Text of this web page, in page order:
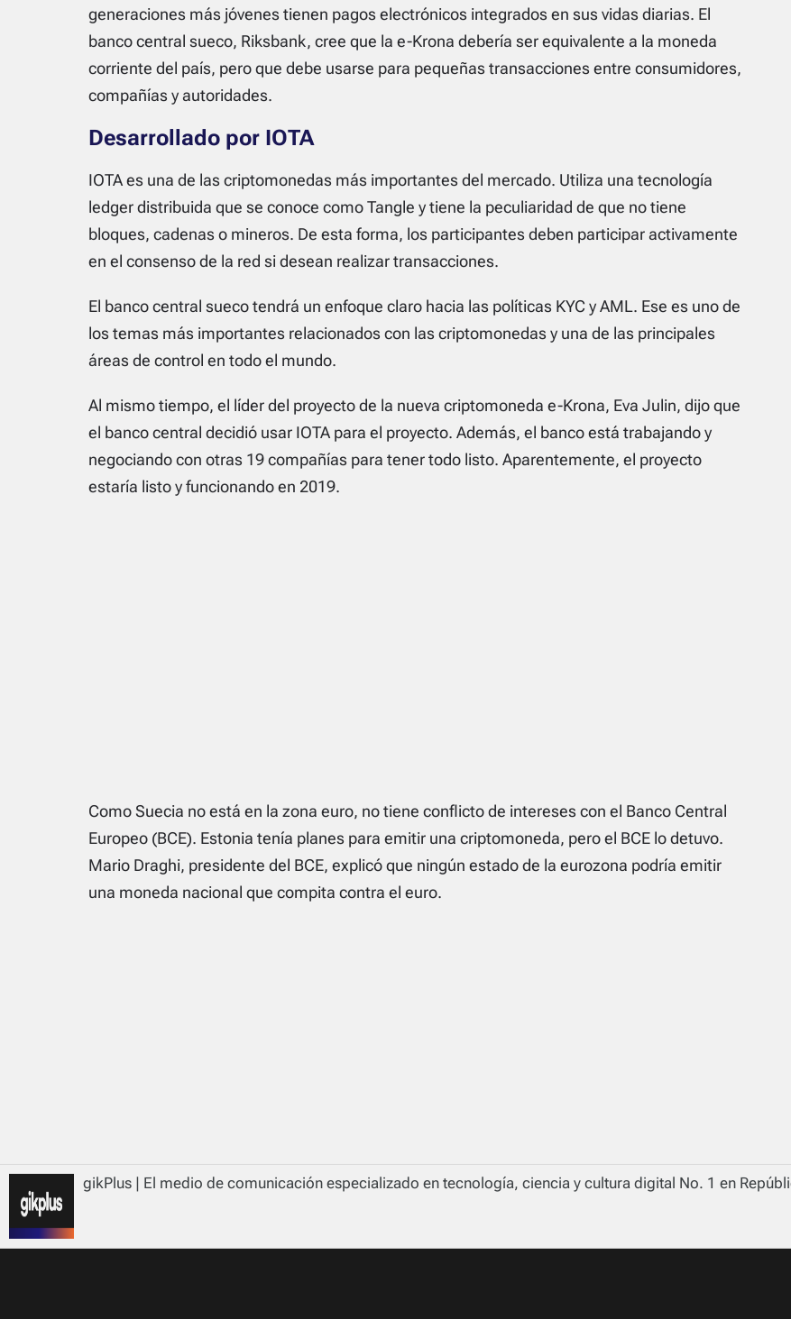
generaciones más jóvenes tienen pagos electrónicos integrados en sus vidas diarias. El
banco central sueco, Riksbank, cree que la e-Krona debería ser equivalente a la moneda
corriente del país, pero que debe usarse para pequeñas transacciones entre consumidores,
compañías y autoridades.
Desarrollado por IOTA
IOTA es una de las criptomonedas más importantes del mercado. Utiliza una tecnología
ledger distribuida que se conoce como Tangle y tiene la peculiaridad de que no tiene
bloques, cadenas o mineros. De esta forma, los participantes deben participar activamente
en el consenso de la red si desean realizar transacciones.
El banco central sueco tendrá un enfoque claro hacia las políticas KYC y AML. Ese es uno de
los temas más importantes relacionados con las criptomonedas y una de las principales
áreas de control en todo el mundo.
Al mismo tiempo, el líder del proyecto de la nueva criptomoneda e-Krona, Eva Julin, dijo que
el banco central decidió usar IOTA para el proyecto. Además, el banco está trabajando y
negociando con otras 19 compañías para tener todo listo. Aparentemente, el proyecto
estaría listo y funcionando en 2019.
Como Suecia no está en la zona euro, no tiene conflicto de intereses con el Banco Central
Europeo (BCE). Estonia tenía planes para emitir una criptomoneda, pero el BCE lo detuvo.
Mario Draghi, presidente del BCE, explicó que ningún estado de la eurozona podría emitir
una moneda nacional que compita contra el euro.
gikPlus | El medio de comunicación especializado en tecnología, ciencia y cultura digital No. 1 en